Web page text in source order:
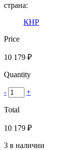
страна:
КНР
Price
10 179 ₽
Quantity
- +
Total
10 179 ₽
3 в наличии